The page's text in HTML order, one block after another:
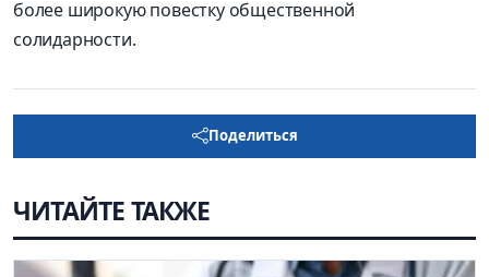
более широкую повестку общественной
солидарности.
Поделиться
ЧИТАЙТЕ ТАКЖЕ